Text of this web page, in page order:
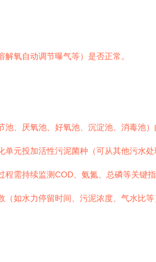
氧自动调节曝气等）是否正常。
、厌氧池、好氧池、沉淀池、消毒池
单元投加活性污泥菌种（可从其他污水
需持续监测COD、氨氮、总磷等关键
（如水力停留时间、污泥浓度、气水比